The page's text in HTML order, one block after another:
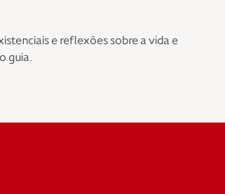
e reflexões sobre a vida e
guia.